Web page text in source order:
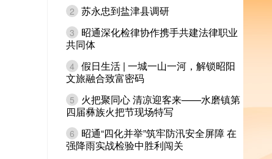
2 苏永忠到盐津县调研
3
昭通深化检律协作携手共建法律职业
共同体
4 假日生活 | 一城一山一河，解锁昭阳
文旅融合致富密码
5
火把聚同心 清凉迎客来——水磨镇第
四届彝族火把节现场特写
6
昭通“四化并举”筑牢防汛安全屏障 在
强降雨实战检验中胜利闯关